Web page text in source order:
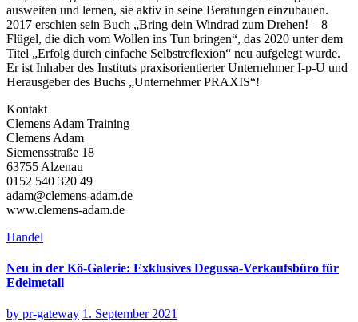
ausweiten und lernen, sie aktiv in seine Beratungen einzubauen.
2017 erschien sein Buch „Bring dein Windrad zum Drehen! – 8
Flügel, die dich vom Wollen ins Tun bringen“, das 2020 unter dem
Titel „Erfolg durch einfache Selbstreflexion“ neu aufgelegt wurde.
Er ist Inhaber des Instituts praxisorientierter Unternehmer I-p-U und
Herausgeber des Buchs „Unternehmer PRAXIS“!
Kontakt
Clemens Adam Training
Clemens Adam
Siemensstraße 18
63755 Alzenau
0152 540 320 49
adam@clemens-adam.de
www.clemens-adam.de
Handel
Neu in der Kö-Galerie: Exklusives Degussa-Verkaufsbüro für
Edelmetall
by pr-gateway 1. September 2021